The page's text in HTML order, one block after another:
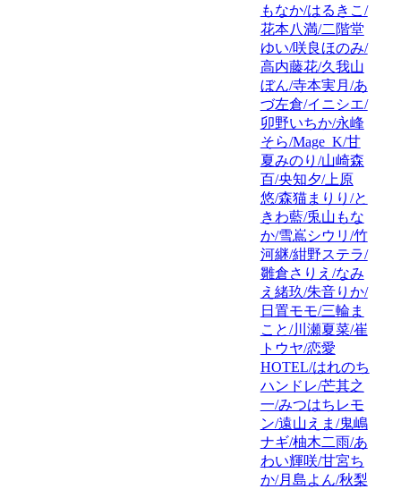
もなか/はるきこ/
花本八満/二階堂
ゆい/咲良ほのみ/
高内藤花/久我山
ぼん/寺本実月/あ
づ左倉/イニシエ/
卯野いちか/永峰
そら/Mage_K/甘
夏みのり/山崎森
百/央知夕/上原
悠/森猫まりり/と
きわ藍/兎山もな
か/雪嶌シウリ/竹
河継/紺野ステラ/
雛倉さりえ/なみ
え緒玖/朱音りか/
日置モモ/三輪ま
こと/川瀬夏菜/崔
トウヤ/恋愛
HOTEL/はれのち
ハンドレ/芒其之
一/みつはちレモ
ン/遠山えま/鬼嶋
ナギ/柚木二雨/あ
わい輝咲/甘宮ち
か/月島よん/秋梨